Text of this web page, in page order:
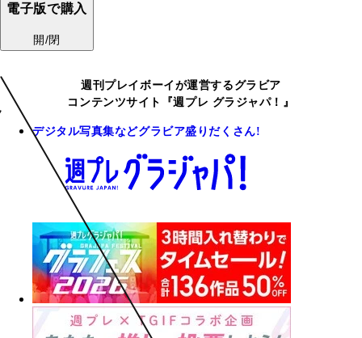
電子版で購入
開/閉
週刊プレイボーイが運営するグラビア
コンテンツサイト『週プレ グラジャパ！』
デジタル写真集などグラビア盛りだくさん!